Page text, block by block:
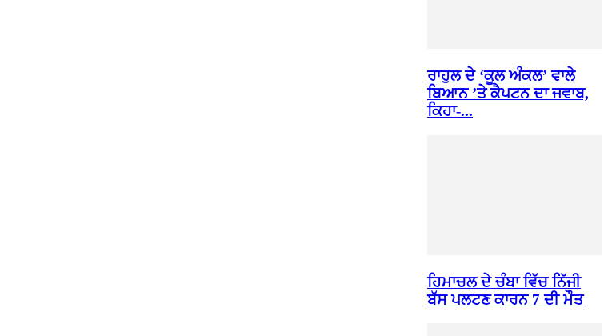
ਰਾਹੁਲ ਦੇ ‘ਕੂਲ ਅੰਕਲ’ ਵਾਲੇ
ਬਿਆਨ ’ਤੇ ਕੈਪਟਨ ਦਾ ਜਵਾਬ,
ਕਿਹਾ-...
ਹਿਮਾਚਲ ਦੇ ਚੰਬਾ ਵਿੱਚ ਨਿੱਜੀ
ਬੱਸ ਪਲਟਣ ਕਾਰਨ 7 ਦੀ ਮੌਤ